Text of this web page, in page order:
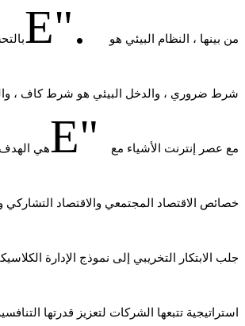
E". من بينها ، النظام البيئي هو
شرط ضروري ، والدخل البيئي هو شرط كاف ،
هيE" مع عصر إنترنت الأشياء مع
خصائص الاقتصاد المجتمعي والاقتصاد التشاركي
جلب الابتكار التخريبي إلى نموذج الإدارة
استراتيجية تتبعها الشركات لتعزيز قدرتها